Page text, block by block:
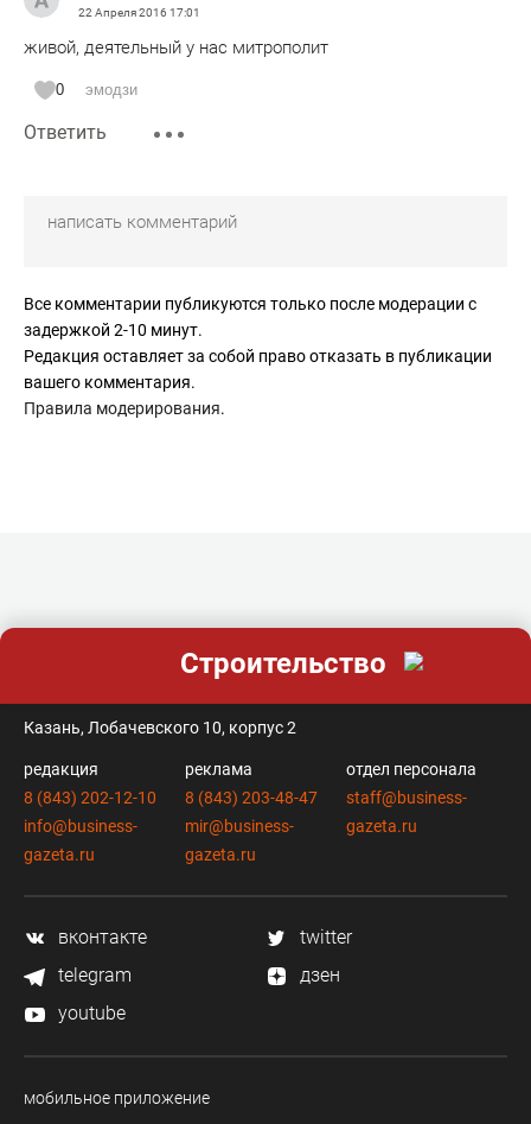
22 Апреля 2016 17:01
живой, деятельный у нас митрополит
0 эмодзи
Ответить
Все комментарии публикуются только после модерации с
задержкой 2-10 минут.
Редакция оставляет за собой право отказать в публикации
вашего комментария.
Правила модерирования.
Строительство
Казань, Лобачевского 10, корпус 2
редакция
8 (843) 202-12-10
info@business-
gazeta.ru
реклама
8 (843) 203-48-47
mir@business-
gazeta.ru
отдел персонала
staff@business-
gazeta.ru
вконтакте
twitter
telegram
дзен
youtube
мобильное приложение